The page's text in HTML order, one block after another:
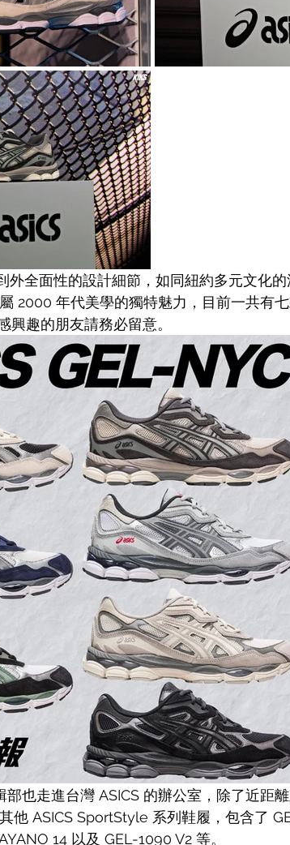
外全面性的設計細節，如同紐約多元文化
2000 年代美學的獨特魅力，目前一共有
興趣的朋友請務必留意。
也走進台灣 ASICS 的辦公室，除了近距
他 ASICS SportStyle 系列鞋履，包含了
14 以及 GEL-1090 V2 等。